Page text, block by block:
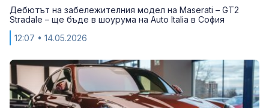
Дебютът на забележителния модел на Maserati – GT2
Stradale – ще бъде в шоурума на Auto Italiа в София
12:07 • 14.05.2026